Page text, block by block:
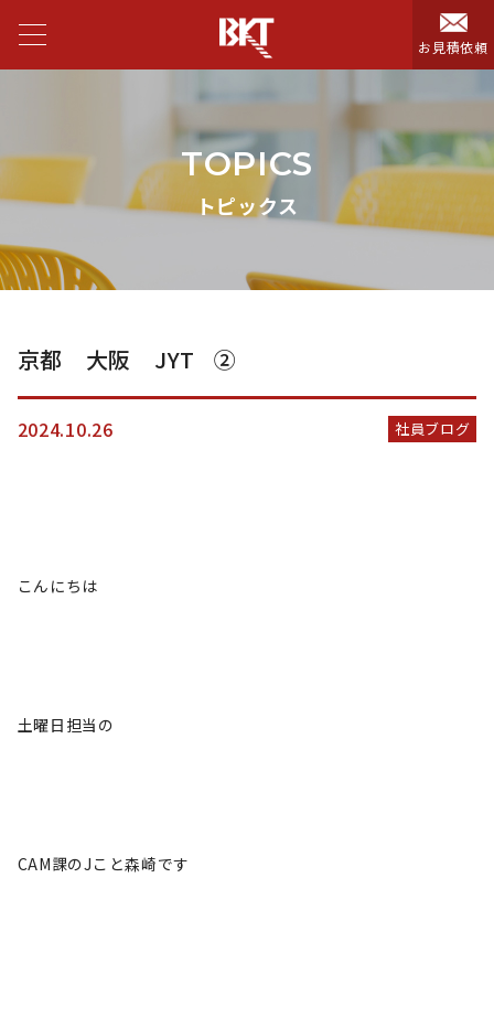
お見積依頼
TOPICS
トピックス
京都 大阪 JYT ②
2024.10.26 社員ブログ
こんにちは
土曜日担当の
CAM課のJこと森崎です